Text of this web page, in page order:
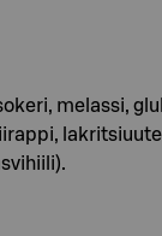
melassi,